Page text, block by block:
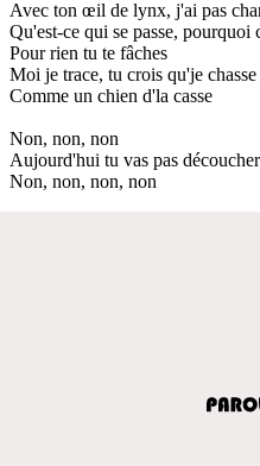
Avec ton œil de lynx, j'ai pas
Qu'est-ce qui se passe, pourquoi
Pour rien tu te fâches
Moi je trace, tu crois qu'je chasse
Comme un chien d'la casse
Non, non, non
Aujourd'hui tu vas pas découcher
Non, non, non, non